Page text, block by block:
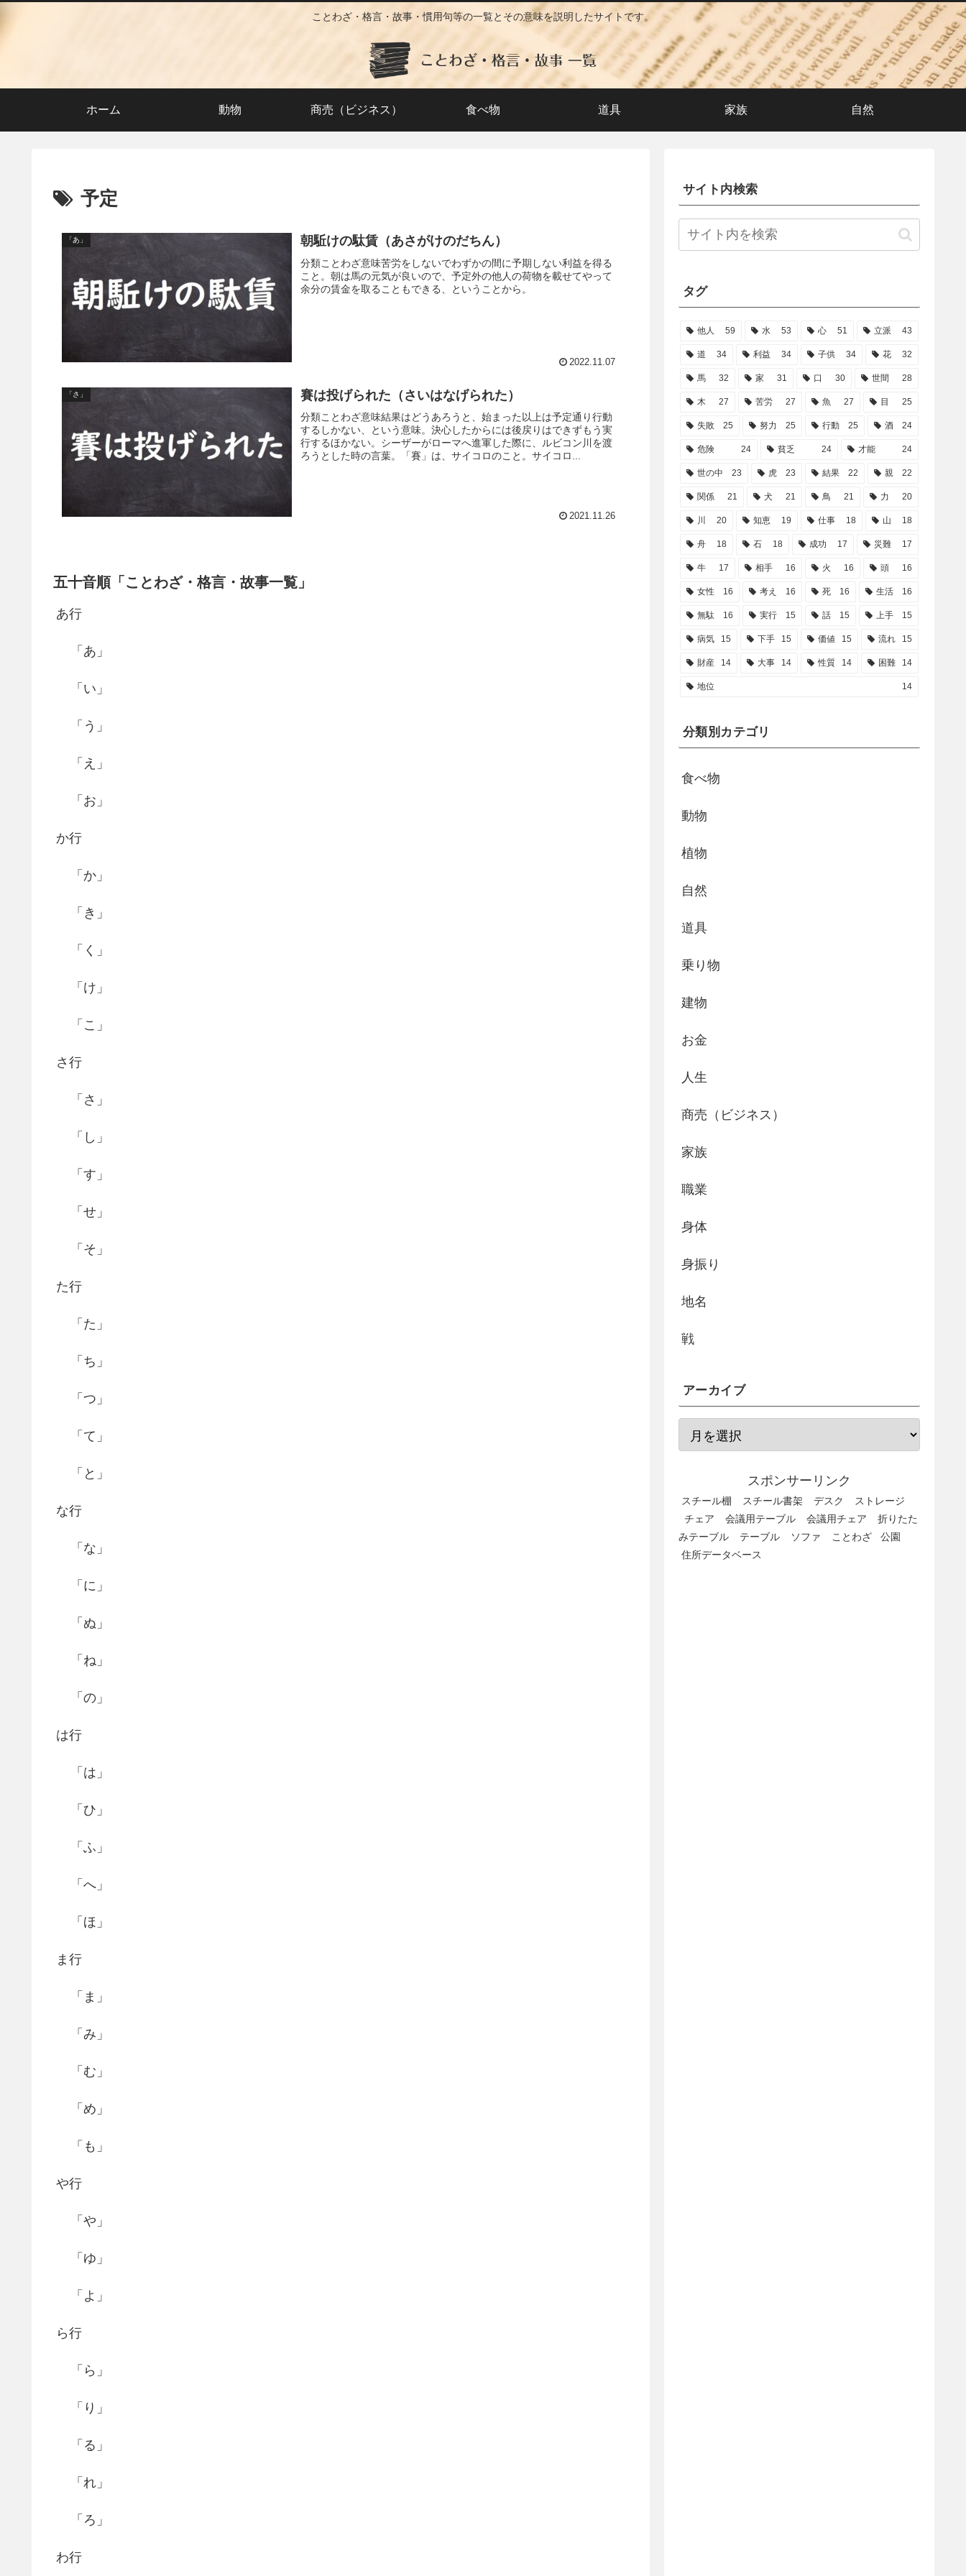
ことわざ・格言・故事・慣用句等の一覧とその意味を説明したサイトです。
ホーム 動物 商売（ビジネス） 食べ物 道具 家族 自然
予定
「あ」 朝駈けの駄賃（あさがけのだちん）
分類ことわざ意味苦労をしないでわずかの間に予期しない利益を得る
こと。朝は馬の元気が良いので、予定外の他人の荷物を載せてやって
余分の賃金を取ることもできる、ということから。
2022.11.07
「さ」 賽は投げられた（さいはなげられた）
分類ことわざ意味結果はどうあろうと、始まった以上は予定通り行動
するしかない、という意味。決心したからには後戻りはできずもう実
行するほかない。シーザーがローマへ進軍した際に、ルビコン川を渡
ろうとした時の言葉。「賽」は、サイコロのこと。サイコロ...
2021.11.26
五十音順「ことわざ・格言・故事一覧」
あ行
「あ」
「い」
「う」
「え」
「お」
か行
「か」
「き」
「く」
「け」
「こ」
さ行
「さ」
「し」
「す」
「せ」
「そ」
た行
「た」
「ち」
「つ」
「て」
「と」
な行
「な」
「に」
「ぬ」
「ね」
「の」
は行
「は」
「ひ」
「ふ」
「へ」
「ほ」
ま行
「ま」
「み」
「む」
「め」
「も」
や行
「や」
「ゆ」
「よ」
ら行
「ら」
「り」
「る」
「れ」
「ろ」
わ行
サイト内検索
タグ
他人 59 水 53 心 51 立派 43
道 34 利益 34 子供 34 花 32
馬 32 家 31 口 30 世間 28
木 27 苦労 27 魚 27 目 25
失敗 25 努力 25 行動 25 酒 24
危険 24 貧乏 24 才能 24
世の中 23 虎 23 結果 22 親 22
関係 21 犬 21 鳥 21 力 20
川 20 知恵 19 仕事 18 山 18
舟 18 石 18 成功 17 災難 17
牛 17 相手 16 火 16 頭 16
女性 16 考え 16 死 16 生活 16
無駄 16 実行 15 話 15 上手 15
病気 15 下手 15 価値 15 流れ 15
財産 14 大事 14 性質 14 困難 14
地位 14
分類別カテゴリ
食べ物
動物
植物
自然
道具
乗り物
建物
お金
人生
商売（ビジネス）
家族
職業
身体
身振り
地名
戦
アーカイブ
スポンサーリンク
スチール棚 スチール書架 デスク
ストレージ
チェア
会議用テーブル 会議用チェア
折りたた
みテーブル
テーブル ソファ ことわざ
公園
住所データベース